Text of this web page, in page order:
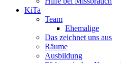
KiTa
Team
Ehemalige
Das zeichnet uns aus
Räume
Ausbildung